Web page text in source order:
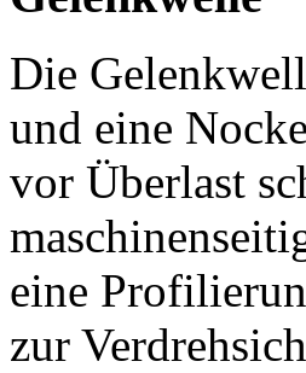
Die
und eine
vor Überlast
eine
zur